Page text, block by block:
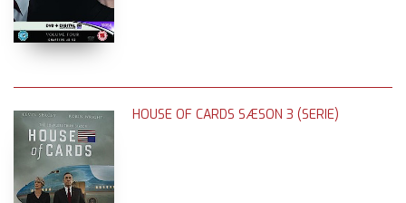
HOUSE OF CARDS SÆSON 3 (SERIE)